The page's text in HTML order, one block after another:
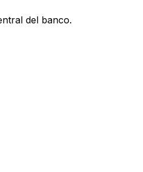
del banco.